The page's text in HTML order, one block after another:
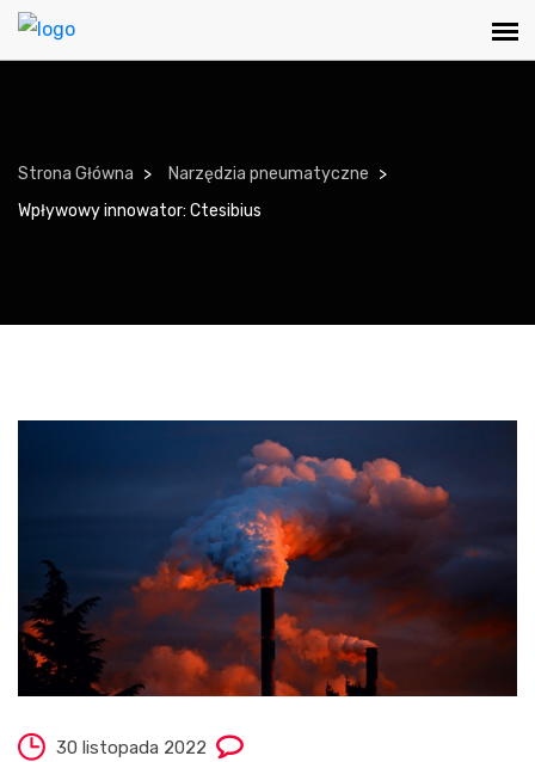
Strona Główna
Narzędzia pneumatyczne
Wpływowy innowator: Ctesibius
30 listopada 2022